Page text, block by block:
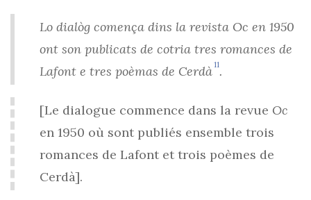
Lo dialòg comença dins la revista Oc en 1950
ont son publicats de cotria tres romances de
Lafont e tres poèmas de Cerdà11.
[Le dialogue commence dans la revue Oc
en 1950 où sont publiés ensemble trois
romances de Lafont et trois poèmes de
Cerdà].